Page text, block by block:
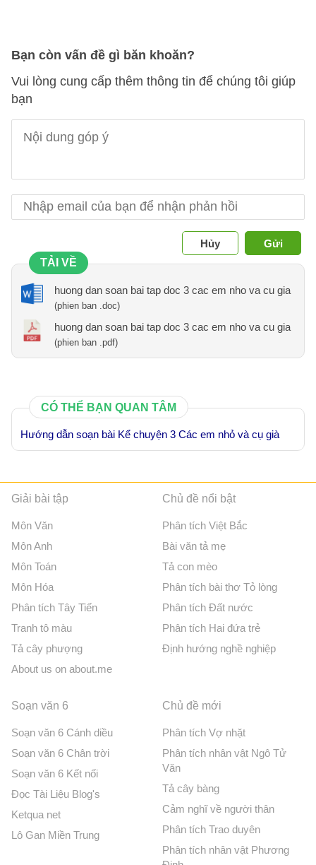
Bạn còn vấn đề gì băn khoăn?
Vui lòng cung cấp thêm thông tin để chúng tôi giúp
bạn
Hủy
Gửi
TẢI VỀ
huong dan soan bai tap doc 3 cac em nho va cu gia
(phien ban .doc)
huong dan soan bai tap doc 3 cac em nho va cu gia
(phien ban .pdf)
CÓ THỂ BẠN QUAN TÂM
Hướng dẫn soạn bài Kể chuyện 3 Các em nhỏ và cụ già
Giải bài tập
Môn Văn
Môn Anh
Môn Toán
Môn Hóa
Phân tích Tây Tiến
Tranh tô màu
Tả cây phượng
About us on about.me
Chủ đề nổi bật
Phân tích Việt Bắc
Bài văn tả mẹ
Tả con mèo
Phân tích bài thơ Tỏ lòng
Phân tích Đất nước
Phân tích Hai đứa trẻ
Định hướng nghề nghiệp
Soạn văn 6
Soạn văn 6 Cánh diều
Soạn văn 6 Chân trời
Soạn văn 6 Kết nối
Đọc Tài Liệu Blog's
Ketqua net
Lô Gan Miền Trung
Chủ đề mới
Phân tích Vợ nhặt
Phân tích nhân vật Ngô Tử
Văn
Tả cây bàng
Cảm nghĩ về người thân
Phân tích Trao duyên
Phân tích nhân vật Phương